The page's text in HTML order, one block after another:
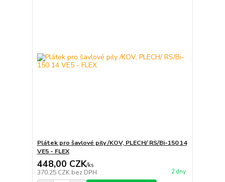
Plátek pro šavlové pily /KOV, PLECH/ RS/Bi-150 14
VE5 - FLEX
448,00 CZK/ks
370,25 CZK bez DPH 2 dny